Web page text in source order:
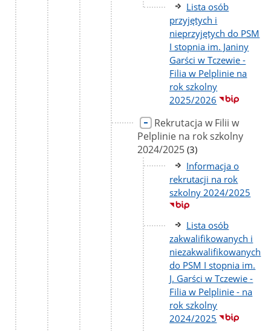
Lista osób
przyjętych i
nieprzyjętych do PSM
I stopnia im. Janiny
Garści w Tczewie -
Filia w Pelplinie na
rok szkolny
2025/2026
Rekrutacja w Filii w
Pelplinie na rok szkolny
2024/2025 liczba
podstron
(3)
Informacja o
rekrutacji na rok
szkolny 2024/2025
Lista osób
zakwalifikowanych i
niezakwalifikowanych
do PSM I stopnia im.
J. Garści w Tczewie -
Filia w Pelplinie - na
rok szkolny
2024/2025